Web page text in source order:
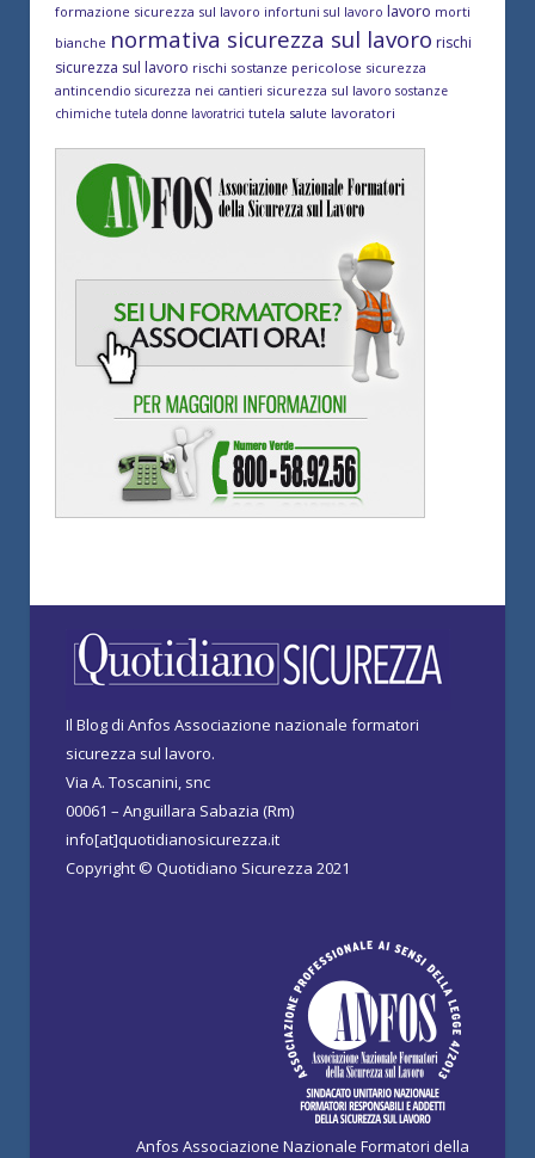
formazione sicurezza sul lavoro infortuni sul lavoro lavoro morti
bianche normativa sicurezza sul lavoro rischi
sicurezza sul lavoro rischi sostanze pericolose sicurezza
antincendio sicurezza nei cantieri sicurezza sul lavoro sostanze
chimiche tutela donne lavoratrici tutela salute lavoratori
Il Blog di Anfos Associazione nazionale formatori
sicurezza sul lavoro.
Via A. Toscanini, snc
00061 – Anguillara Sabazia (Rm)
info[at]quotidianosicurezza.it
Copyright © Quotidiano Sicurezza 2021
Anfos Associazione Nazionale Formatori della